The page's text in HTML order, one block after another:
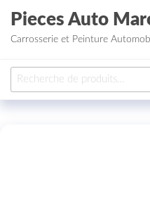
Aller au contenu
Pieces Auto
Carrosserie et Peinture
Recherche pour :